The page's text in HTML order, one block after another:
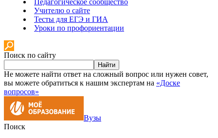
Учителю о сайте
Тесты для ЕГЭ и ГИА
Уроки по профориентации
Поиск по сайту
Найти
Не можете найти ответ на сложный вопрос или нужен совет,
вы можете обратиться к нашим экспертам на «Доске
вопросов»
Вузы
Поиск